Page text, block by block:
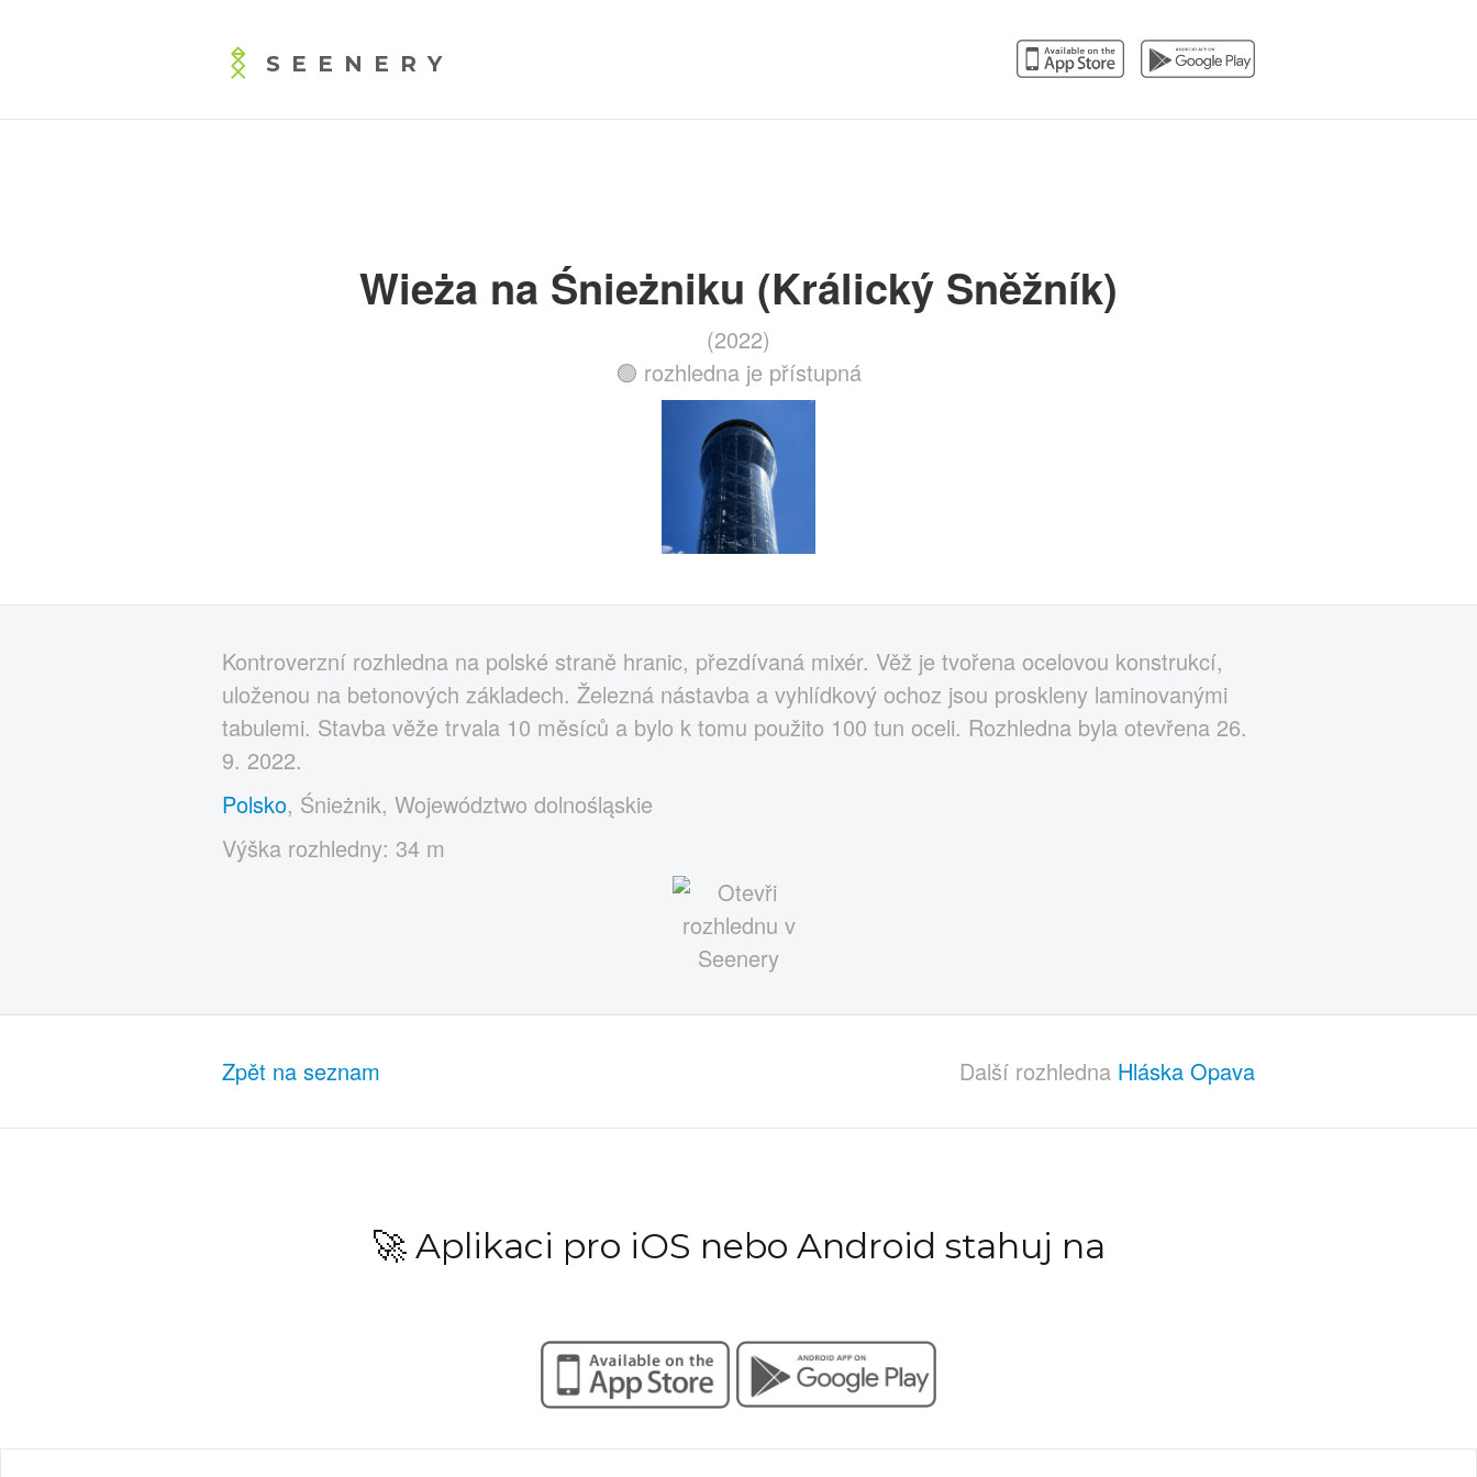
SEENERY
Wieża na Śnieżniku (Králický Sněžník)
(2022)
🟢 rozhledna je přístupná
Kontroverzní rozhledna na polské straně hranic, přezdívaná mixér. Věž je tvořena ocelovou konstrukcí,
uloženou na betonových základech. Železná nástavba a vyhlídkový ochoz jsou proskleny laminovanými
tabulemi. Stavba věže trvala 10 měsíců a bylo k tomu použito 100 tun oceli. Rozhledna byla otevřena 26.
9. 2022.
Polsko, Śnieżnik, Województwo dolnośląskie
Výška rozhledny: 34 m
Zpět na seznam Další rozhledna Hláska Opava
🚀 Aplikaci pro iOS nebo Android stahuj na